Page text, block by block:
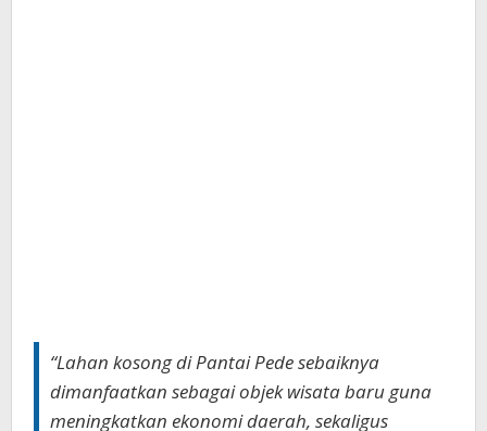
“Lahan kosong di Pantai Pede sebaiknya
dimanfaatkan sebagai objek wisata baru guna
meningkatkan ekonomi daerah, sekaligus